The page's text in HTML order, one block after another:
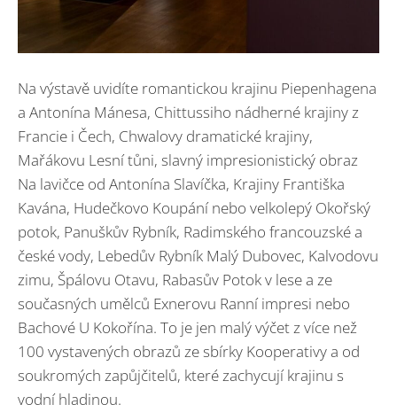
Na výstavě uvidíte romantickou krajinu Piepenhagena
a Antonína Mánesa, Chittussiho nádherné krajiny z
Francie i Čech, Chwalovy dramatické krajiny,
Mařákovu Lesní tůni, slavný impresionistický obraz
Na lavičce od Antonína Slavíčka, Krajiny Františka
Kavána, Hudečkovo Koupání nebo velkolepý Okořský
potok, Panuškův Rybník, Radimského francouzské a
české vody, Lebedův Rybník Malý Dubovec, Kalvodovu
zimu, Špálovu Otavu, Rabasův Potok v lese a ze
současných umělců Exnerovu Ranní impresi nebo
Bachové U Kokořína. To je jen malý výčet z více než
100 vystavených obrazů ze sbírky Kooperativy a od
soukromých zapůjčitelů, které zachycují krajinu s
vodní hladinou.